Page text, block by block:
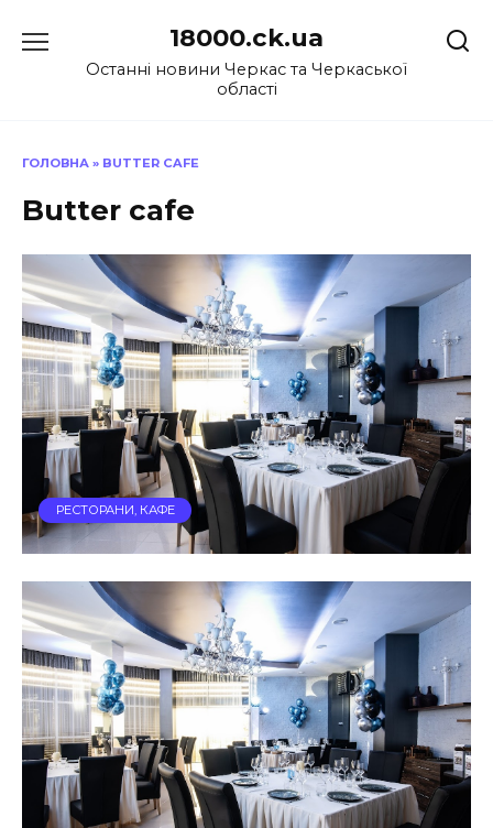
до
18000.ck.ua
Останні новини Черкас та Черкаської
області
ГОЛОВНА » BUTTER CAFE
Butter cafe
РЕСТОРАНИ, КАФЕ